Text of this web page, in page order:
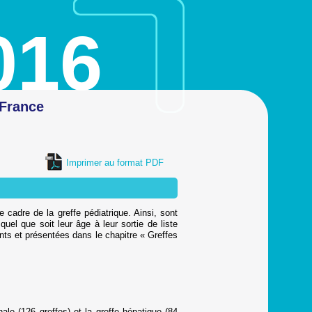
Imprimer au format PDF
cadre de la greffe pédiatrique. Ainsi, sont
que soit leur âge à leur sortie de liste
et présentées dans le chapitre « Greffes